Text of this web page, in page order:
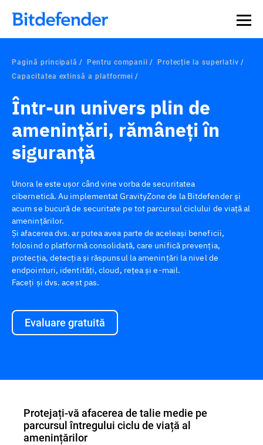
Pagină principală Pentru companii
Protecție la superlativ
Capacitatea extinsă a platformei
Într-un univers plin de
amenințări, rămâneți în
siguranță
Unora le este ușor când vine vorba de securitatea
cibernetică. Au implementat GravityZone de la Bitdefender și
acum se bucură de securitate pe tot parcursul ciclului de viață al
amenințărilor.
Și afacerea dvs. ar putea avea parte de aceleași beneficii,
folosind o platformă consolidată, care unifică prevenția,
protecția, detecția și răspunsul la amenințări la nivel de
endpointuri, identități, cloud, rețea și e-mail.
Faceți și dvs. acest pas.
Evaluare gratuită
Protejați-vă afacerea de talie medie pe
parcursul întregului ciclu de viață al
amenințărilor